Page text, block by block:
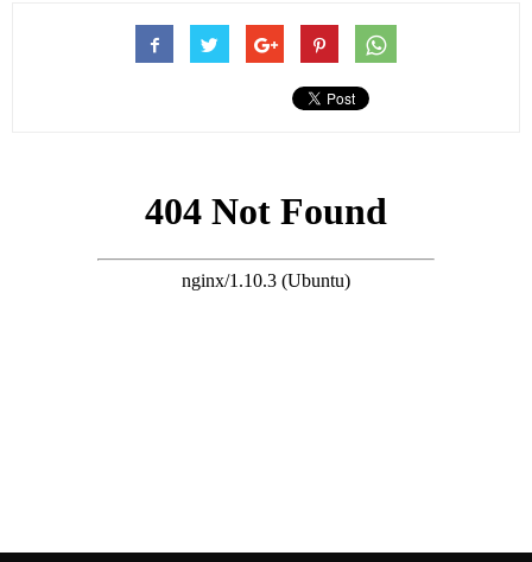
張文曾于12月10日晚間及12月12日下午，前往台
北車站2樓美食街的牛排館用餐，兩次皆點選單價約680元的菲力
牛排。12月10日當晚，張文約于晚間7時06分入店用餐，